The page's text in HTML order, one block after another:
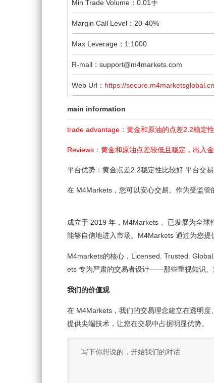
Min Trade Volume：0.01手
Margin Call Level：20-40%
Max Leverage：1:1000
R-mail：support@m4markets.com
Web Url： https://
main information
trade advantage：黄金和原油的点差2.2稳定
Reviews：黄金和原油点差较低且稳定，出入
平台优势：黄金点差2.2稳定性比较好 平台交
在 M4Markets，您可以安心交易。作为受监管
成立于 2019 年，M4Markets 、已发展为全
能够自信地进入市场。M4Markets 通过为您提
M4markets的核心，Licensed. Trusted.
ets 专为严肃的交易者设计——那些重视知识、
我们的价值观
在 M4Markets，我们的交易理念建立在透明
提供尖端技术，让您在交易中占据明显优势。